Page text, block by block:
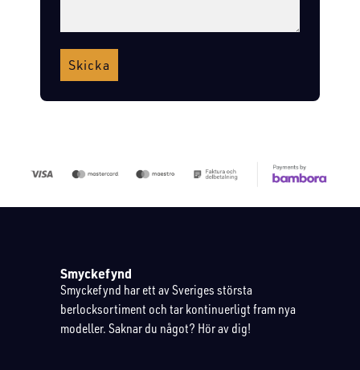
Skicka
Smyckefynd
Smyckefynd har ett av Sveriges största
berlocksortiment och tar kontinuerligt fram nya
modeller. Saknar du något? Hör av dig!